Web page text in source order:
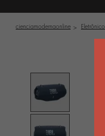
cienciamodernaonline Eletrônico